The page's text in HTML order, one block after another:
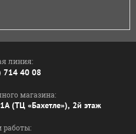
линия:
714 40 08
магазина:
(ТЦ «Бахетле»), 2й этаж